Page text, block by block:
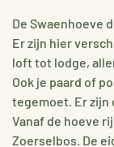
De Swaenhoeve
Er zijn hier
loft tot lodge,
Ook je paard of
tegemoet. Er zijn
Vanaf de hoeve
Zoerselbos. De